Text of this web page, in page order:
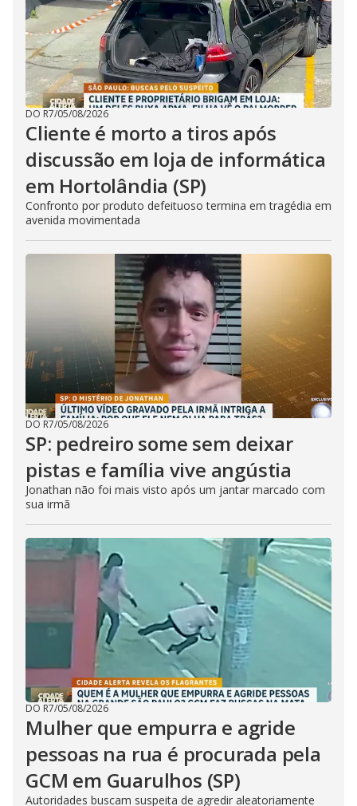
DO R7/05/08/2026
Cliente é morto a tiros após
discussão em loja de informática
em Hortolândia (SP)
Confronto por produto defeituoso termina em tragédia em
avenida movimentada
DO R7/05/08/2026
SP: pedreiro some sem deixar
pistas e família vive angústia
Jonathan não foi mais visto após um jantar marcado com
sua irmã
DO R7/05/08/2026
Mulher que empurra e agride
pessoas na rua é procurada pela
GCM em Guarulhos (SP)
Autoridades buscam suspeita de agredir aleatoriamente